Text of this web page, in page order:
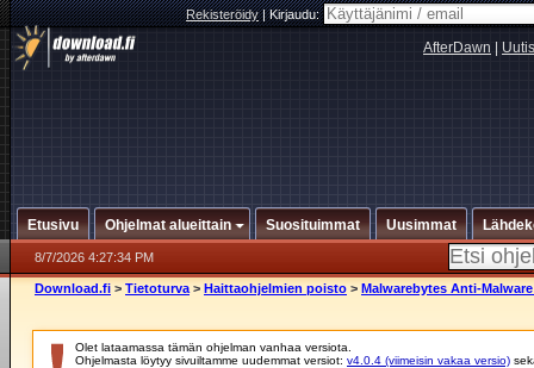
Rekisteröidy|Kirjaudu:
AfterDawn
Etusivu Ohjelmat alueittain Suosituimmat Uusimmat
8/7/2026 4:27:34 PM
Download.fi > Tietoturva > Haittaohjelmien poisto > Malwarebytes Anti-Malware
Olet lataamassa tämän ohjelman vanhaa versiota.
Ohjelmasta löytyy sivuiltamme uudemmat versiot: v4.0.4 (viimeisin vakaa versio)